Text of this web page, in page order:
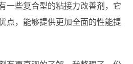
一些复合型的粘接力改善剂，它
点，能够提供更加全面的性能提